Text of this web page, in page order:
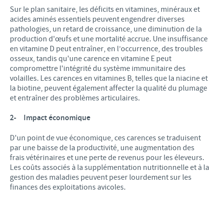
SYSTÈME D'ALERTE
Programmes terrain
Espace étudiant
Sur le plan sanitaire, les déficits en vitamines, minéraux et
acides aminés essentiels peuvent engendrer diverses
pathologies, un retard de croissance, une diminution de la
production d'œufs et une mortalité accrue. Une insuffisance
en vitamine D peut entraîner, en l’occurrence, des troubles
osseux, tandis qu'une carence en vitamine E peut
compromettre l'intégrité du système immunitaire des
volailles. Les carences en vitamines B, telles que la niacine et
la biotine, peuvent également affecter la qualité du plumage
et entraîner des problèmes articulaires.
2- Impact économique
D'un point de vue économique, ces carences se traduisent
par une baisse de la productivité, une augmentation des
frais vétérinaires et une perte de revenus pour les éleveurs.
Les coûts associés à la supplémentation nutritionnelle et à la
gestion des maladies peuvent peser lourdement sur les
finances des exploitations avicoles.